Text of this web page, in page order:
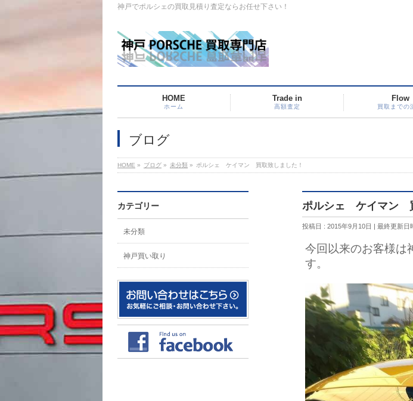
神戸でポルシェの買取見積り査定ならお任せ下さい！
HOME
ホーム
Trade in
高額査定
Flow
買取までの
ブログ
HOME » ブログ » 未分類 » ポルシェ ケイマン 買取致しました！
ポルシェ ケイマン
投稿日 : 2015年9月10日 最終更新日
今回以来のお客様は
す。
カテゴリー
未分類
神戸買い取り